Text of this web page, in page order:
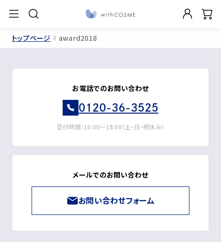
トップページ award2018
お電話でのお問い合わせ
0120-36-3525
受付時間：10:00～18:00（土・日・祝休み）
メールでのお問い合わせ
お問い合わせフォーム